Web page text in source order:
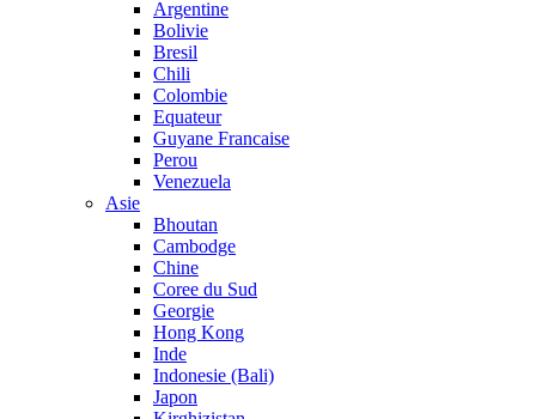
Argentine
Bolivie
Bresil
Chili
Colombie
Equateur
Guyane Francaise
Perou
Venezuela
Asie
Bhoutan
Cambodge
Chine
Coree du Sud
Georgie
Hong Kong
Inde
Indonesie (Bali)
Japon